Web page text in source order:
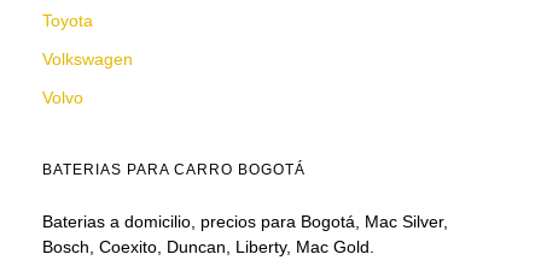
Toyota
Volkswagen
Volvo
BATERIAS PARA CARRO BOGOTÁ
Baterias a domicilio, precios para Bogotá, Mac Silver,
Bosch, Coexito, Duncan, Liberty, Mac Gold.